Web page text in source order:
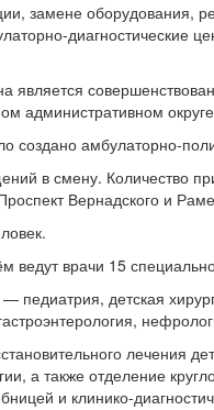
замене оборудования,
диагностические
создано амбулаторно-
в смену. Количество
Вернадского и
врачи 15
детская
лечения
а также отделение
и клинико-